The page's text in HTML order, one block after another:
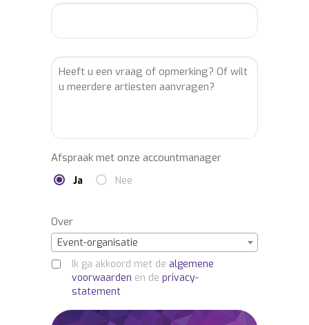
professionele partner voor de regie,
info@buro2010.nl – 036-7600140.
Afspraak met onze accountmanager
Ja Nee
Over
Event-organisatie
Ik ga akkoord met de algemene
voorwaarden en de privacy-
statement